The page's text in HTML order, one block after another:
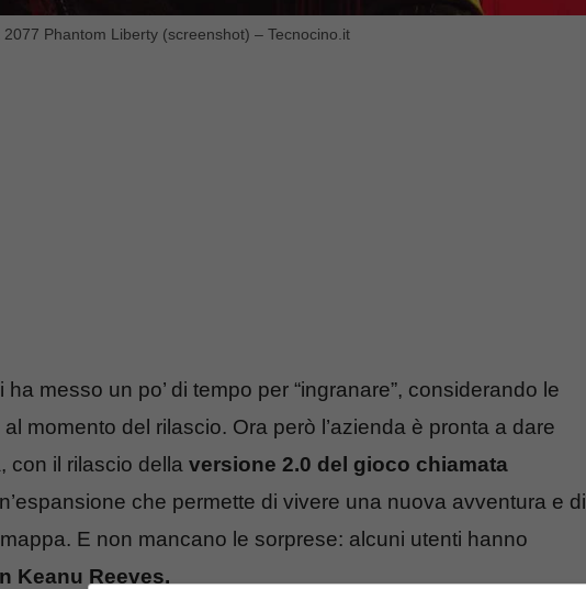
Phantom Liberty (screenshot) – Tecnocino.it
messo un po’ di tempo per “ingranare”, considerando le
momento del rilascio. Ora però l’azienda è pronta a dare
con il rilascio della versione 2.0 del gioco chiamata
che permette di vivere una nuova avventura e di
E non mancano le sorprese: alcuni utenti hanno
Keanu Reeves.